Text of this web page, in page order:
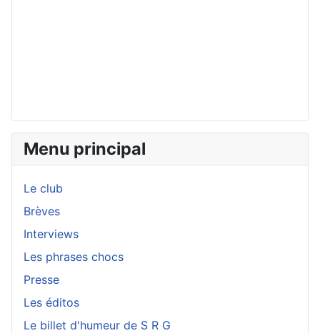
Menu principal
Le club
Brèves
Interviews
Les phrases chocs
Presse
Les éditos
Le billet d'humeur de S R G